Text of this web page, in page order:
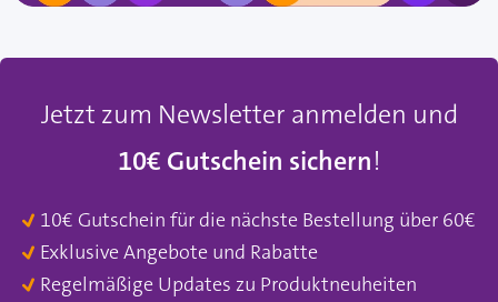
Jetzt zum Newsletter anmelden und
10€ Gutschein sichern!
10€ Gutschein für die nächste Bestellung über 60€
Exklusive Angebote und Rabatte
Regelmäßige Updates zu Produktneuheiten